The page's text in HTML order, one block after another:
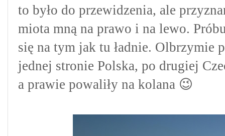
to było do przewidzenia, ale
miota mną na prawo i na lewo.
się na tym jak tu ładnie. Olbrzymie
jednej stronie Polska, po drugiej
a prawie powaliły na kolana 😉